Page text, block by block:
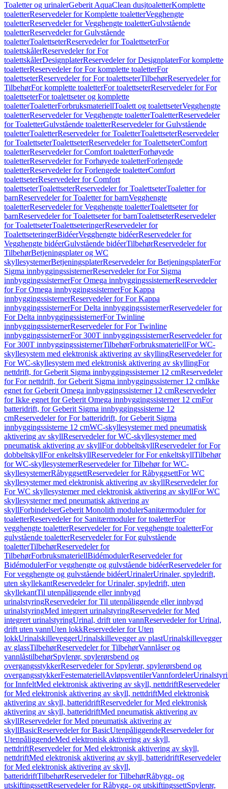
Toaletter og urinalerGeberit AquaClean dusjtoaletterKomplette
toaletterReservedeler for Komplette toaletterVegghengte
toaletterReservedeler for Vegghengte toaletterGulvstående
toaletterReservedeler for Gulvstående
toaletterToalettseterReservedeler for ToalettseterFor
toalettskålerReservedeler for For
toalettskålerDesignplaterReservedeler for DesignplaterFor komplette
toaletterReservedeler for For komplette toaletterFor
toalettseterReservedeler for For toalettseterTilbehørReservedeler for
TilbehørFor komplette toaletterFor toalettseterReservedeler for For
toalettseterFor toalettseter og komplette
toaletterToaletterForbruksmateriellToalett og toalettseterVegghengte
toaletterReservedeler for Vegghengte toaletterToaletterReservedeler
for ToaletterGulvstående toaletterReservedeler for Gulvstående
toaletterToaletterReservedeler for ToaletterToalettseterReservedeler
for ToalettseterToalettseterReservedeler for ToalettseterComfort
toaletterReservedeler for Comfort toaletterForhøyede
toaletterReservedeler for Forhøyede toaletterForlengede
toaletterReservedeler for Forlengede toaletterComfort
toalettseterReservedeler for Comfort
toalettseterToalettseterReservedeler for ToalettseterToaletter for
barnReservedeler for Toaletter for barnVegghengte
toaletterReservedeler for Vegghengte toaletterToalettseter for
barnReservedeler for Toalettseter for barnToalettseterReservedeler
for ToalettseterToalettseteringerReservedeler for
ToalettseteringerBidéerVegghengte bidéerReservedeler for
Vegghengte bidéerGulvstående bidéerTilbehørReservedeler for
TilbehørBetjeningsplater og WC
skyllesystemerBetjeningsplaterReservedeler for BetjeningsplaterFor
Sigma innbyggingssisternerReservedeler for For Sigma
innbyggingssisternerFor Omega innbyggingssisternerReservedeler
for For Omega innbyggingssisternerFor Kappa
innbyggingssisternerReservedeler for For Kappa
innbyggingssisternerFor Delta innbyggingssisternerReservedeler for
For Delta innbyggingssisternerFor Twinline
innbyggingssisternerReservedeler for For Twinline
innbyggingssisternerFor 300T innbyggingssisternerReservedeler for
For 300T innbyggingssisternerTilbehørForbruksmateriellFor WC-
skyllesystem med elektronisk aktivering av skyllingReservedeler for
For WC-skyllesystem med elektronisk aktivering av skyllingFor
nettdrift, for Geberit Sigma innbyggingssisterner 12 cmReservedeler
for For nettdrift, for Geberit Sigma innbyggingssisterner 12 cmIkke
egnet for Geberit Omega innbyggingssisterner 12 cmReservedeler
for Ikke egnet for Geberit Omega innbyggingssisterner 12 cmFor
batteridrift, for Geberit Sigma innbyggingssisterne 12
cmReservedeler for For batteridrift, for Geberit Sigma
innbyggingssisterne 12 cmWC-skyllesystemer med pneumatisk
aktivering av skyllReservedeler for WC-skyllesystemer med
pneumatisk aktivering av skyllFor dobbeltskyllReservedeler for For
dobbeltskyllFor enkeltskyllReservedeler for For enkeltskyllTilbehør
for WC-skyllesystemerReservedeler for Tilbehør for WC-
skyllesystemerRåbyggsettReservedeler for RåbyggsettFor WC
skyllesystemer med elektronisk aktivering av skyllReservedeler for
For WC skyllesystemer med elektronisk aktivering av skyllFor WC
skyllesystemer med pneumatisk aktivering av
skyllForbindelserGeberit Monolith modulerSanitærmoduler for
toaletterReservedeler for Sanitærmoduler for toaletterFor
vegghengte toaletterReservedeler for For vegghengte toaletterFor
gulvstående toaletterReservedeler for For gulvstående
toaletterTilbehørReservedeler for
TilbehørForbruksmateriellBidémodulerReservedeler for
BidémodulerFor vegghengte og gulvstående bidéerReservedeler for
For vegghengte og gulvstående bidéerUrinalerUrinaler, spyledrift,
uten skyllekantReservedeler for Urinaler, spyledrift, uten
skyllekantTil utenpåliggende eller innbygd
urinalstyringReservedeler for Til utenpåliggende eller innbygd
urinalstyringMed integrert urinalstyringReservedeler for Med
integrert urinalstyringUrinal, drift uten vannReservedeler for Urinal,
drift uten vannUten lokkReservedeler for Uten
lokkUrinalskilleveggerUrinalskillevegger av plastUrinalskillevegger
av glassTilbehørReservedeler for TilbehørVannlåser og
vannlåstilbehørSpylerør, spylerørsbend og
overgangsstykkerReservedeler for Spylerør, spylerørsbend og
overgangsstykkerFestemateriellAvløpsventilerVannfordeler
for InnfeltMed elektronisk aktivering av skyll, nettdriftReservedeler
for Med elektronisk aktivering av skyll, nettdriftMed elektronisk
aktivering av skyll, batteridriftReservedeler for Med elektronisk
aktivering av skyll, batteridriftMed pneumatisk aktivering av
skyllReservedeler for Med pneumatisk aktivering av
skyllBasicReservedeler for BasicUtenpåliggendeReservedeler for
UtenpåliggendeMed elektronisk aktivering av skyll,
nettdriftReservedeler for Med elektronisk aktivering av skyll,
nettdriftMed elektronisk aktivering av skyll, batteridriftReservedeler
for Med elektronisk aktivering av skyll,
batteridriftTilbehørReservedeler for TilbehørRåbygg- og
utskiftingssettReservedeler for Råbygg- og utskiftingssettSpylerør,